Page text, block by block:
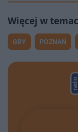
GRY POZNAŃ